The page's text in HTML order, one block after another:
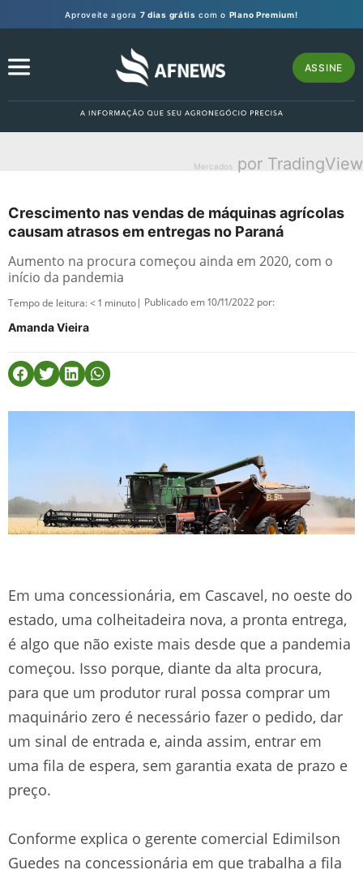
Aproveite agora 7 dias grátis com o Plano Premium!
ASSINE
Mercados por TradingView
Crescimento nas vendas de máquinas agrícolas
causam atrasos em entregas no Paraná
Aumento na procura começou ainda em 2020, com o
início da pandemia
Tempo de leitura:< 1 minuto| Publicado em 10/11/2022 por:
Amanda Vieira
Em uma concessionária, em Cascavel, no oeste do
estado, uma colheitadeira nova, a pronta entrega,
é algo que não existe mais desde que a pandemia
começou. Isso porque, diante da alta procura,
para que um produtor rural possa comprar um
maquinário zero é necessário fazer o pedido, dar
um sinal de entrada e, ainda assim, entrar em
uma fila de espera, sem garantia exata de prazo e
preço.
Conforme explica o gerente comercial Edimilson
Guedes na concessionária em que trabalha a fila